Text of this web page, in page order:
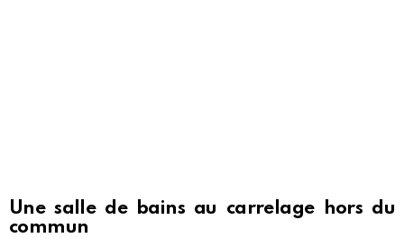
Une salle de bains au carrelage hors du
commun